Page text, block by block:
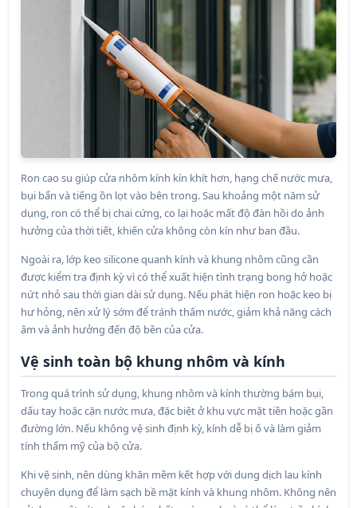
Ron cao su giúp cửa nhôm kính kín khít hơn, hạng chế nước mưa,
bụi bẩn và tiếng ồn lọt vào bên trong. Sau khoảng một năm sử
dụng, ron có thể bị chai cứng, co lại hoặc mất độ đàn hồi do ảnh
hưởng của thời tiết, khiến cửa không còn kín như ban đầu.
Ngoài ra, lớp keo silicone quanh kính và khung nhôm cũng cần
được kiểm tra định kỳ vì có thể xuất hiện tình trạng bong hở hoặc
nứt nhỏ sau thời gian dài sử dụng. Nếu phát hiện ron hoặc keo bị
hư hỏng, nên xử lý sớm để tránh thấm nước, giảm khả năng cách
âm và ảnh hưởng đến độ bền của cửa.
Vệ sinh toàn bộ khung nhôm và kính
Trong quá trình sử dụng, khung nhôm và kính thường bám bụi,
dấu tay hoặc cặn nước mưa, đặc biệt ở khu vực mặt tiền hoặc gần
đường lớn. Nếu không vệ sinh định kỳ, kính dễ bị ố và làm giảm
tính thẩm mỹ của bộ cửa.
Khi vệ sinh, nên dùng khăn mềm kết hợp với dung dịch lau kính
chuyên dụng để làm sạch bề mặt kính và khung nhôm. Không nên